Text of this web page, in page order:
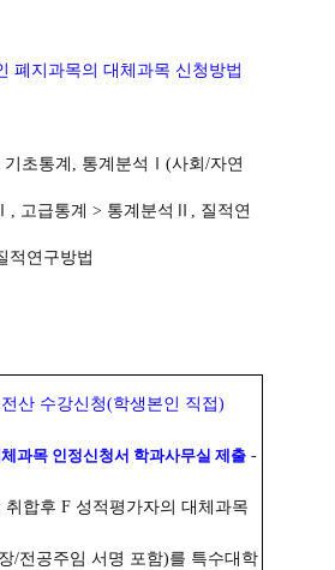
폐지과목의 대체과목 신청방법
기초통계, 통계분석Ⅰ(사회/자연
고급통계 > 통계분석Ⅱ, 질적연
적연구방법
산 수강신청(학생본인 직접)
과목 인정신청서 학과사무실 제출 -
합후 F 성적평가자의 대체과목
/전공주임 서명 포함)를 특수대학